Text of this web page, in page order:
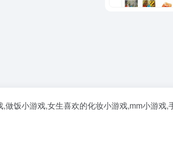
饭小游戏,女生喜欢的化妆小游戏,mm小游戏